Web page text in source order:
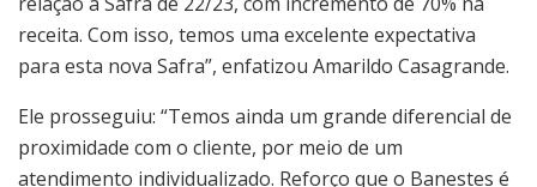
receita. Com isso, temos uma excelente expectativa
para esta nova Safra”, enfatizou Amarildo Casagrande.
Ele prosseguiu: “Temos ainda um grande diferencial de
proximidade com o cliente, por meio de um
atendimento individualizado. Reforço que o Banestes é